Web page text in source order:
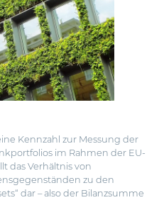
Kennzahl zur Messung der
im Rahmen der EU-
das Verhältnis von
zu den
dar – also der Bilanzsumme